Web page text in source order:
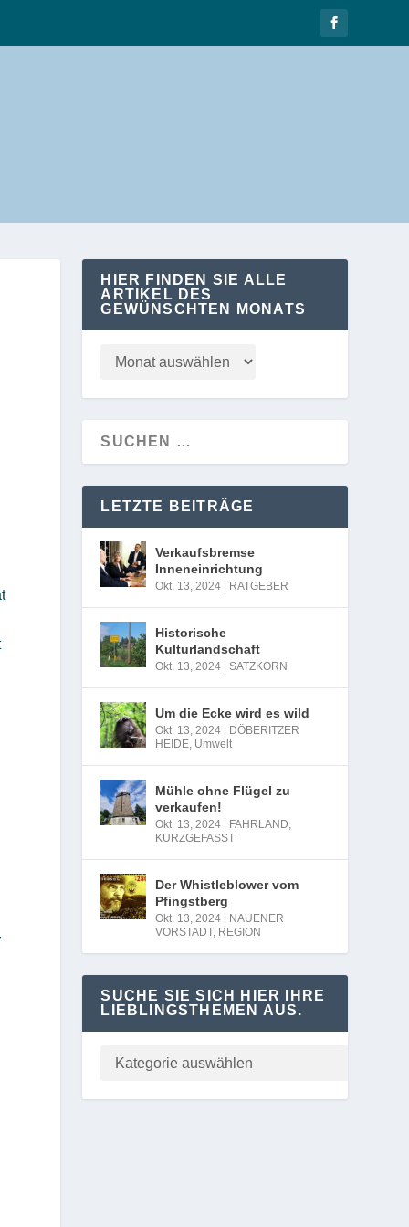
HIER FINDEN SIE ALLE
ARTIKEL DES
GEWÜNSCHTEN MONATS
LETZTE BEITRÄGE
Verkaufsbremse
Inneneinrichtung
Okt. 13, 2024 RATGEBER
Historische
Kulturlandschaft
Okt. 13, 2024 |SATZKORN
Um die Ecke wird es wild
Okt. 13, 2024
DÖBERITZER
HEIDE, Umwelt
Mühle ohne Flügel zu
verkaufen!
Okt. 13, 2024 FAHRLAND,
KURZGEFASST
Der Whistleblower vom
Pfingstberg
Okt. 13, 2024
NAUENER
VORSTADT, REGION
SUCHE SIE SICH HIER IHRE
LIEBLINGSTHEMEN AUS.